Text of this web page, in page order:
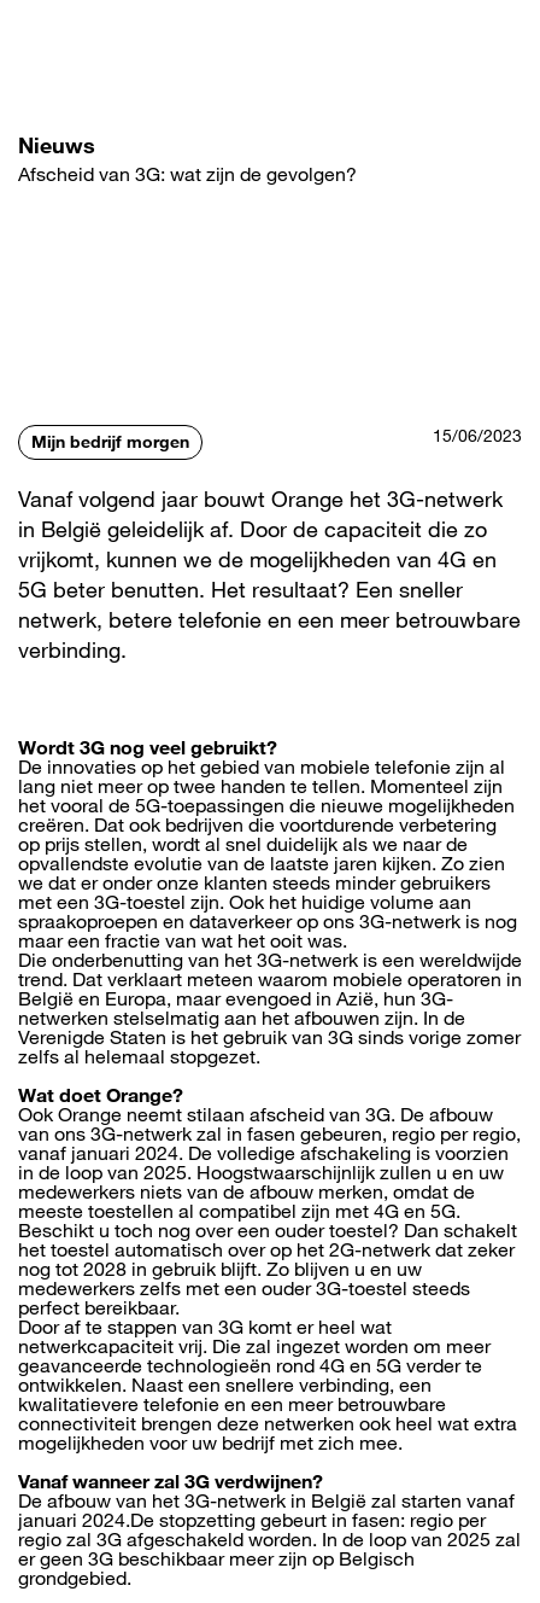
Nieuws
Afscheid van 3G: wat zijn de gevolgen?
Mijn bedrijf morgen 15/06/2023
Vanaf volgend jaar bouwt Orange het 3G-netwerk
in België geleidelijk af. Door de capaciteit die zo
vrijkomt, kunnen we de mogelijkheden van 4G en
5G beter benutten. Het resultaat? Een sneller
netwerk, betere telefonie en een meer betrouwbare
verbinding.
Wordt 3G nog veel gebruikt?
De innovaties op het gebied van mobiele telefonie zijn al
lang niet meer op twee handen te tellen. Momenteel zijn
het vooral de 5G-toepassingen die nieuwe mogelijkheden
creëren. Dat ook bedrijven die voortdurende verbetering
op prijs stellen, wordt al snel duidelijk als we naar de
opvallendste evolutie van de laatste jaren kijken. Zo zien
we dat er onder onze klanten steeds minder gebruikers
met een 3G-toestel zijn. Ook het huidige volume aan
spraakoproepen en dataverkeer op ons 3G-netwerk is nog
maar een fractie van wat het ooit was.
Die onderbenutting van het 3G-netwerk is een wereldwijde
trend. Dat verklaart meteen waarom mobiele operatoren in
België en Europa, maar evengoed in Azië, hun 3G-
netwerken stelselmatig aan het afbouwen zijn. In de
Verenigde Staten is het gebruik van 3G sinds vorige zomer
zelfs al helemaal stopgezet.
Wat doet Orange?
Ook Orange neemt stilaan afscheid van 3G. De afbouw
van ons 3G-netwerk zal in fasen gebeuren, regio per regio,
vanaf januari 2024. De volledige afschakeling is voorzien
in de loop van 2025. Hoogstwaarschijnlijk zullen u en uw
medewerkers niets van de afbouw merken, omdat de
meeste toestellen al compatibel zijn met 4G en 5G.
Beschikt u toch nog over een ouder toestel? Dan schakelt
het toestel automatisch over op het 2G-netwerk dat zeker
nog tot 2028 in gebruik blijft. Zo blijven u en uw
medewerkers zelfs met een ouder 3G-toestel steeds
perfect bereikbaar.
Door af te stappen van 3G komt er heel wat
netwerkcapaciteit vrij. Die zal ingezet worden om meer
geavanceerde technologieën rond 4G en 5G verder te
ontwikkelen. Naast een snellere verbinding, een
kwalitatievere telefonie en een meer betrouwbare
connectiviteit brengen deze netwerken ook heel wat extra
mogelijkheden voor uw bedrijf met zich mee.
Vanaf wanneer zal 3G verdwijnen?
De afbouw van het 3G-netwerk in België zal starten vanaf
januari 2024.De stopzetting gebeurt in fasen: regio per
regio zal 3G afgeschakeld worden. In de loop van 2025 zal
er geen 3G beschikbaar meer zijn op Belgisch
grondgebied.